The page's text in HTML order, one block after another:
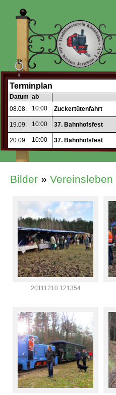
Terminplan
Datum ab
08.08.
10:00 Zuckertütenfahrt
19.09. 10:00 37. Bahnhofsfest
20.09. 10:00 37. Bahnhofsfest
Bilder » Vereinsleben
20111210 121354